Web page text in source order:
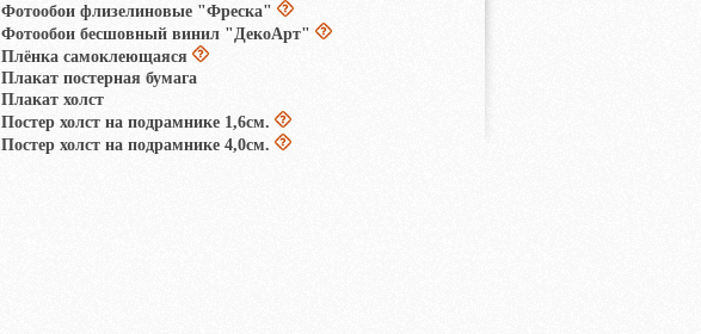
Фотообои флизелиновые "Фреска"
Фотообои бесшовный винил "ДекоАрт"
Плёнка самоклеющаяся
Плакат постерная бумага
Плакат холст
Постер холст на подрамнике 1,6см.
Постер холст на подрамнике 4,0см.